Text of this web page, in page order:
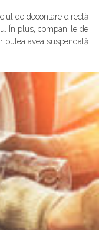
de decontare directă
În plus, companiile de
avea suspendată